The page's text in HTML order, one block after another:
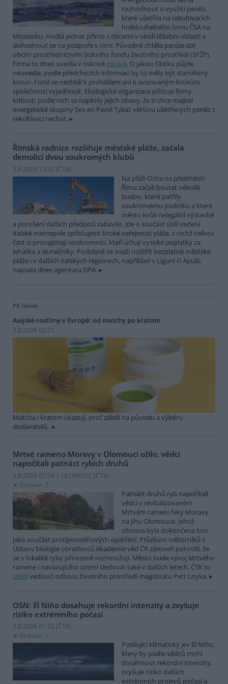
rozhodnout o využití peněz,
které ušetřila na rekultivacích
hnědouhelného lomu ČSA na
Mostecku. Hodlá jednat přímo s obcemi v okolí těžební oblasti a
dohodnout se na podpoře s nimi. Původně chtěla peníze dát
obcím prostřednictvím Státního fondu životního prostředí (SFŽP).
Firma to dnes uvedla v tiskovézprávě. O jakou částku půjde,
neuvedla, podle předchozích informací by to měly být stamiliony
korun. Fond se nechtěl k prohlášení ani k avizovaným krokům
společnosti vyjadřovat. Ekologické organizace přístup firmy
kritizují, podle nich se naplnily jejich obavy, že si chce majitel
energetické skupiny Sev.en Pavel Tykač většinu ušetřených peněz z
rekultivací nechat.
Římská radnice rozšiřuje městské pláže, začala
demolicí dvou soukromých klubů
3.8.2026 12:32 (ČTK)
Na pláži Ostia na předměstí
Říma začali bourat několik
budov, které patřily
soukromému podniku a které
město kvůli nelegální výstavbě
a porušení dalších předpisů zabavilo. Jde o součást úsilí vedení
italské metropole zpřístupnit široké veřejnosti pláže, z nichž velkou
část si pronajímají soukromníci, kteří účtují vysoké poplatky za
lehátka a slunečníky. Podobně se snaží rozšířit bezplatné městské
pláže i v dalších italských regionech, například v Ligurii či Apulii,
napsala dnes agentura DPA.
PR článek
Asijské rostliny v Evropě: od matchy po kratom
3.8.2026 03:21
Matcha i kratom ukazují, proč záleží na původu a výběru
dodavatelů.
Mrtvé rameno Moravy v Olomouci ožilo, vědci
napočítali patnáct rybích druhů
3.8.2026 01:56 | OLOMOUC (ČTK)
Diskuse: 2
Patnáct druhů ryb napočítali
vědci v revitalizovaném
Mrtvém rameni řeky Moravy
na jihu Olomouce, jehož
obnova byla dokončena loni
jako součást protipovodňových opatření. Průzkum odborníků z
Ústavu biologie obratlovců Akademie věd ČR zároveň potvrdil, že
se v lokalitě ryby přirozeně rozmnožují. Město bude vývoj Mrtvého
ramene i navazujícího území sledovat také v dalších letech. ČTK to
sdělil vedoucí odboru životního prostředí magistrátu Petr Loyka.
OSN: El Niňo dosahuje rekordní intenzity a zvyšuje
riziko extrémního počasí
3.8.2026 01:22 (ČTK)
Diskuse: 1
Posilující klimatický jev El Niňo,
který by podle vědců mohl
dosáhnout rekordní intenzity,
zvyšuje riziko dalších
extrémních projevů počasí a